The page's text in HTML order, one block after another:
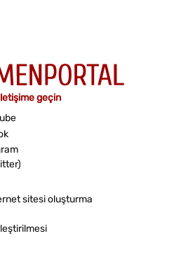
geçin
sitesi oluşturma